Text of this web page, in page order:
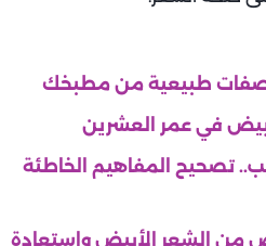
طبيعية من مطبخك
في عمر العشرين
تصحيح المفاهيم الخاطئة
من الشعر الأبيض واستعادة